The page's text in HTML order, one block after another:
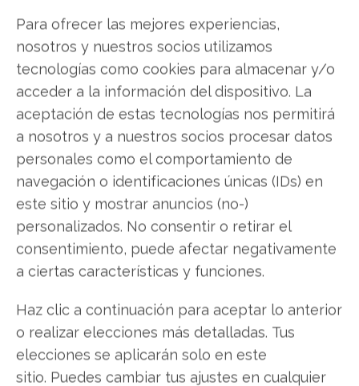
Para ofrecer las mejores experiencias,
nosotros y nuestros socios utilizamos
tecnologías como cookies para almacenar y/o
acceder a la información del dispositivo. La
aceptación de estas tecnologías nos permitirá
a nosotros y a nuestros socios procesar datos
personales como el comportamiento de
navegación o identificaciones únicas (IDs) en
este sitio y mostrar anuncios (no-)
personalizados. No consentir o retirar el
consentimiento, puede afectar negativamente
a ciertas características y funciones.
Haz clic a continuación para aceptar lo anterior
o realizar elecciones más detalladas. Tus
elecciones se aplicarán solo en este
sitio. Puedes cambiar tus ajustes en cualquier
Vanguard para generar ingresos
complementarios. En mi webinar gratuito del 17
de noviembre te muestro cómo construir tu
propia "línea dorada" de ingresos pasivos, una
fuente de capital que funciona incluso durante
las crisis de mercado. Aprenderás
concretamente cómo transformar una inversión
inicial de USD 500 en un sistema de generación
de riqueza sostenido en el tiempo, con riesgo
reducido y resultados medibles. Esta estrategia
te permitirá no solo proteger tu capital durante
volatilidades como la actual de Coinbase, sino
construir tu línea dorada de ingresos